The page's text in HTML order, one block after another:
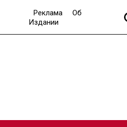
Реклама
Об
Издании